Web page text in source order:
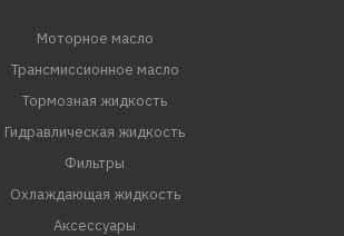
Моторное масло
Трансмиссионное масло
Тормозная жидкость
Гидравлическая жидкость
Фильтры
Охлаждающая жидкость
Аксессуары